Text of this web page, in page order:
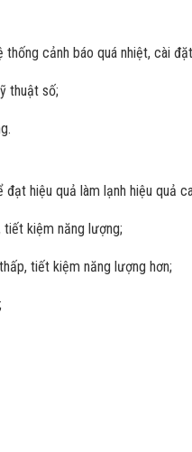
cảnh báo quá nhiệt, cài
thuật số;
hiệu quả làm lạnh hiệu quả
kiệm năng lượng;
tiết kiệm năng lượng hơn;